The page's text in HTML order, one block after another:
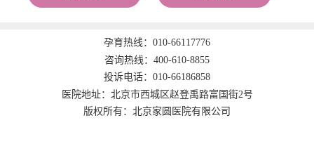
孕育热线： 010-66117776
咨询热线： 400-610-8855
投诉电话： 010-66186858
医院地址：北京市西城区赵登禹路富国街2号
版权所有：北京家圆医院有限公司